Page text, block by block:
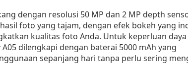
dengan resolusi 50 MP dan 2 MP depth
foto yang tajam, dengan efek bokeh yang
kualitas foto Anda. Untuk keperluan daya
A05 dilengkapi dengan baterai 5000 mAh yang
sepanjang hari tanpa perlu sering